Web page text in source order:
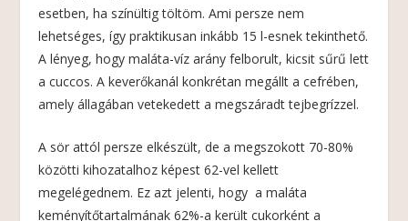
esetben, ha színültig töltöm. Ami persze nem
lehetséges, így praktikusan inkább 15 l-esnek tekinthető.
A lényeg, hogy maláta-víz arány felborult, kicsit sűrű lett
a cuccos. A keverőkanál konkrétan megállt a cefrében,
amely állagában vetekedett a megszáradt tejbegrízzel.
A sör attól persze elkészült, de a megszokott 70-80%
közötti kihozatalhoz képest 62-vel kellett
megelégednem. Ez azt jelenti, hogy a maláta
keményítőtartalmának 62%-a került cukorként a